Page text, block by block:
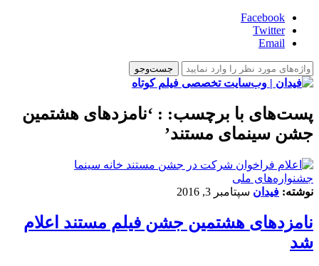
Facebook
Twitter
Email
پست‌های با برچسب: : ‘نامزدهای هشتمین
جشن سینمای مستند’
جشنواره‌های ملی
نوشته: فیدان سپتامبر 3, 2016
نامزدهای هشتمین جشن فیلم مستند اعلام
شد